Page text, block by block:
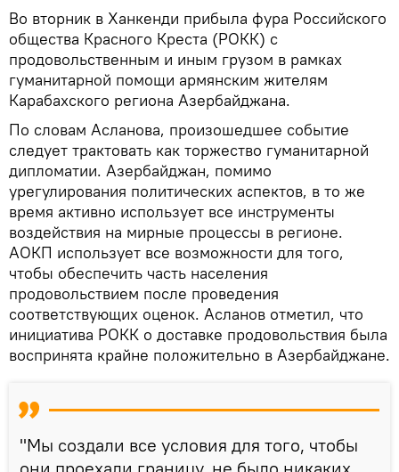
Во вторник в Ханкенди прибыла фура Российского
общества Красного Креста (РОКК) с
продовольственным и иным грузом в рамках
гуманитарной помощи армянским жителям
Карабахского региона Азербайджана.
По словам Асланова, произошедшее событие
следует трактовать как торжество гуманитарной
дипломатии. Азербайджан, помимо
урегулирования политических аспектов, в то же
время активно использует все инструменты
воздействия на мирные процессы в регионе.
АОКП использует все возможности для того,
чтобы обеспечить часть населения
продовольствием после проведения
соответствующих оценок. Асланов отметил, что
инициатива РОКК о доставке продовольствия была
воспринята крайне положительно в Азербайджане.
"Мы создали все условия для того, чтобы